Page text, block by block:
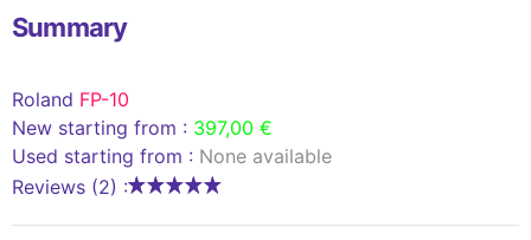
Summary
Roland FP-10
New starting from : 397,00 €
Used starting from : None available
Reviews (2) :